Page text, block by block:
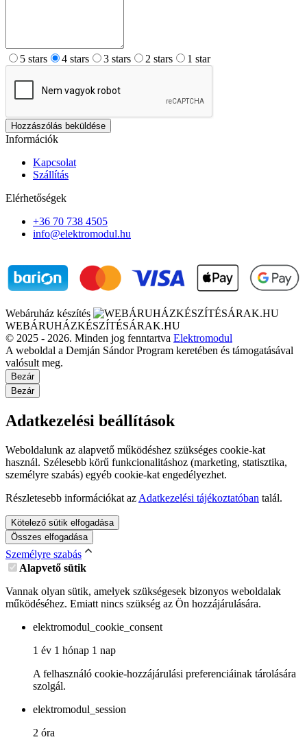
5 stars 4 stars 3 stars 2 stars 1 star
Hozzászólás beküldése
Információk
Kapcsolat
Szállítás
Elérhetőségek
+36 70 738 4505
info@elektromodul.hu
Webáruház készítés
WEBÁRUHÁZKÉSZÍTÉSÁRAK.HU
© 2025 - 2026. Minden jog fenntartva Elektromodul
A weboldal a Demján Sándor Program keretében és támogatásával
valósult meg.
Bezár
Bezár
Adatkezelési beállítások
Weboldalunk az alapvető működéshez szükséges cookie-kat
használ. Szélesebb körű funkcionalitáshoz (marketing, statisztika,
személyre szabás) egyéb cookie-kat engedélyezhet.
Részletesebb információkat az Adatkezelési tájékoztatóban talál.
Kötelező sütik elfogadása
Összes elfogadása
Személyre szabás
Alapvető sütik
Vannak olyan sütik, amelyek szükségesek bizonyos weboldalak
működéséhez. Emiatt nincs szükség az Ön hozzájárulására.
elektromodul_cookie_consent
1 év 1 hónap 1 nap
A felhasználó cookie-hozzájárulási preferenciáinak tárolására
szolgál.
elektromodul_session
2 óra